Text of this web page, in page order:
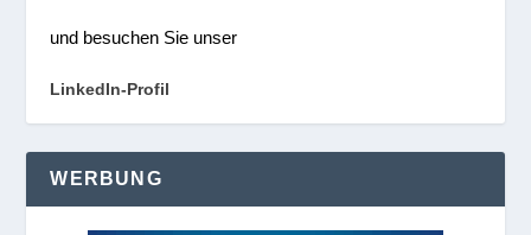
und besuchen Sie unser
LinkedIn-Profil
WERBUNG